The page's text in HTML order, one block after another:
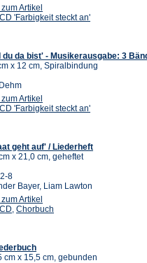
Artikel
CD 'Farbigkeit steckt an'
da bist' - Musikerausgabe: 3
x 12 cm, Spiralbindung
Artikel
CD 'Farbigkeit steckt an'
geht auf' / Liederheft
x 21,0 cm, geheftet
8
Bayer, Liam Lawton
Artikel
CD, Chorbuch
cm x 15,5 cm, gebunden